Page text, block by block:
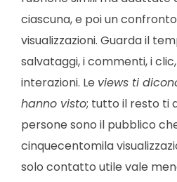
ciascuna, e poi un
visualizzazioni. Guarda il
salvataggi, i commenti, i
interazioni. Le views ti
hanno visto; tutto il resto ti
persone sono il pubblico
cinquecentomila
solo contatto utile vale